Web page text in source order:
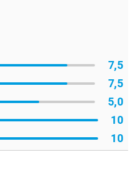
7,5
7,5
5,0
10
10